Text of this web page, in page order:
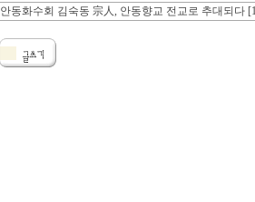
안동화수회 김숙동 宗人, 안동향교 전교로 추대되다